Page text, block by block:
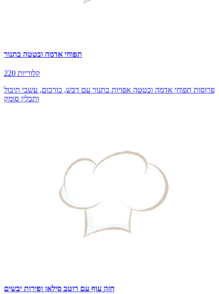
תפוחי אדמה ובטטה בתנור
220 קלוריות
פרוסות תפוחי אדמה ובטטה אפויות בתנור עם דבש, כורכום, עשבי תיבול
ותבלין סומק
חזה עוף עם רוטב סילאן ופירות יבשים